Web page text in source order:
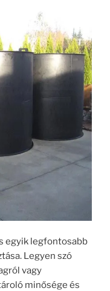
egyik legfontosabb
Legyen szó
vagy
minősége és